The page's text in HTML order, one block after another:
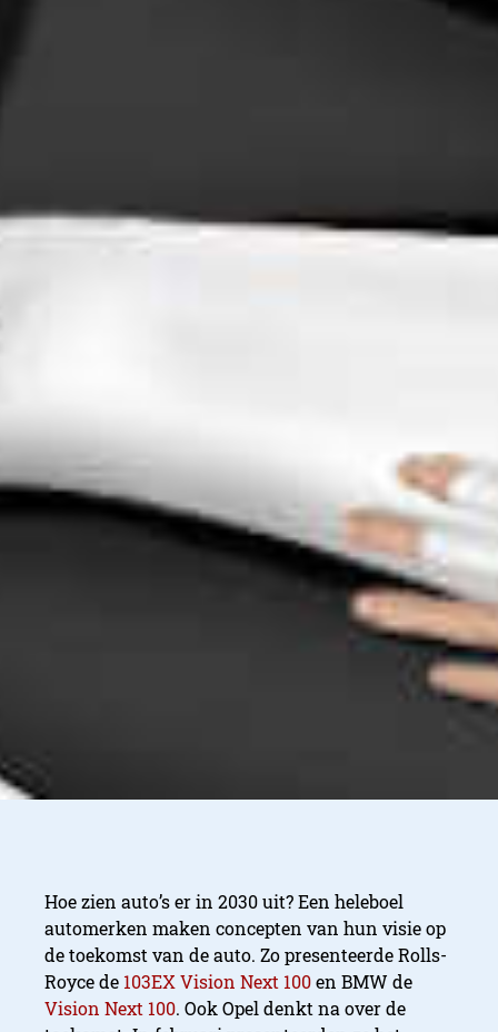
Hoe zien auto’s er in 2030 uit? Een heleboel
automerken maken concepten van hun visie op
de toekomst van de auto. Zo presenteerde Rolls-
Royce de 103EX Vision Next 100en BMW de
Vision Next 100. Ook Opel denkt na over de